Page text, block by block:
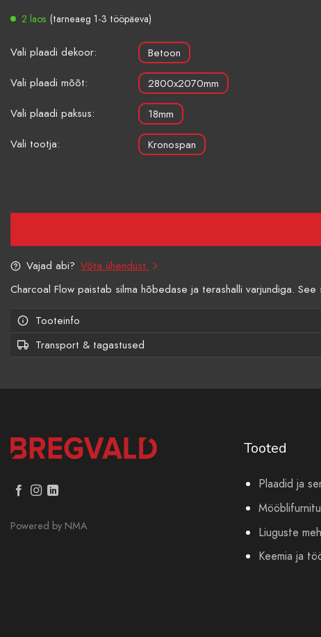
2 laos (tarneaeg 1-3 tööpäeva)
Vali plaadi dekoor:
Betoon
Vali plaadi mõõt:
2800x2070mm
Vali plaadi paksus:
18mm
Vali tootja:
Kronospan
Vajad abi? Võta ühendust
Charcoal Flow paistab silma hõbedase ja terashalli varjundiga.
Tooteinfo
Transport & tagastused
Powered by NMA
Tooted
Plaadid ja
Liuguste
Keemia ja